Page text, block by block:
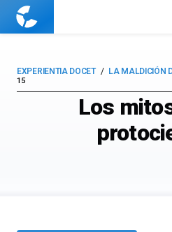
Cuaderno
Los
EXPERIENTIA DOCET LA MALDICIÓN
15